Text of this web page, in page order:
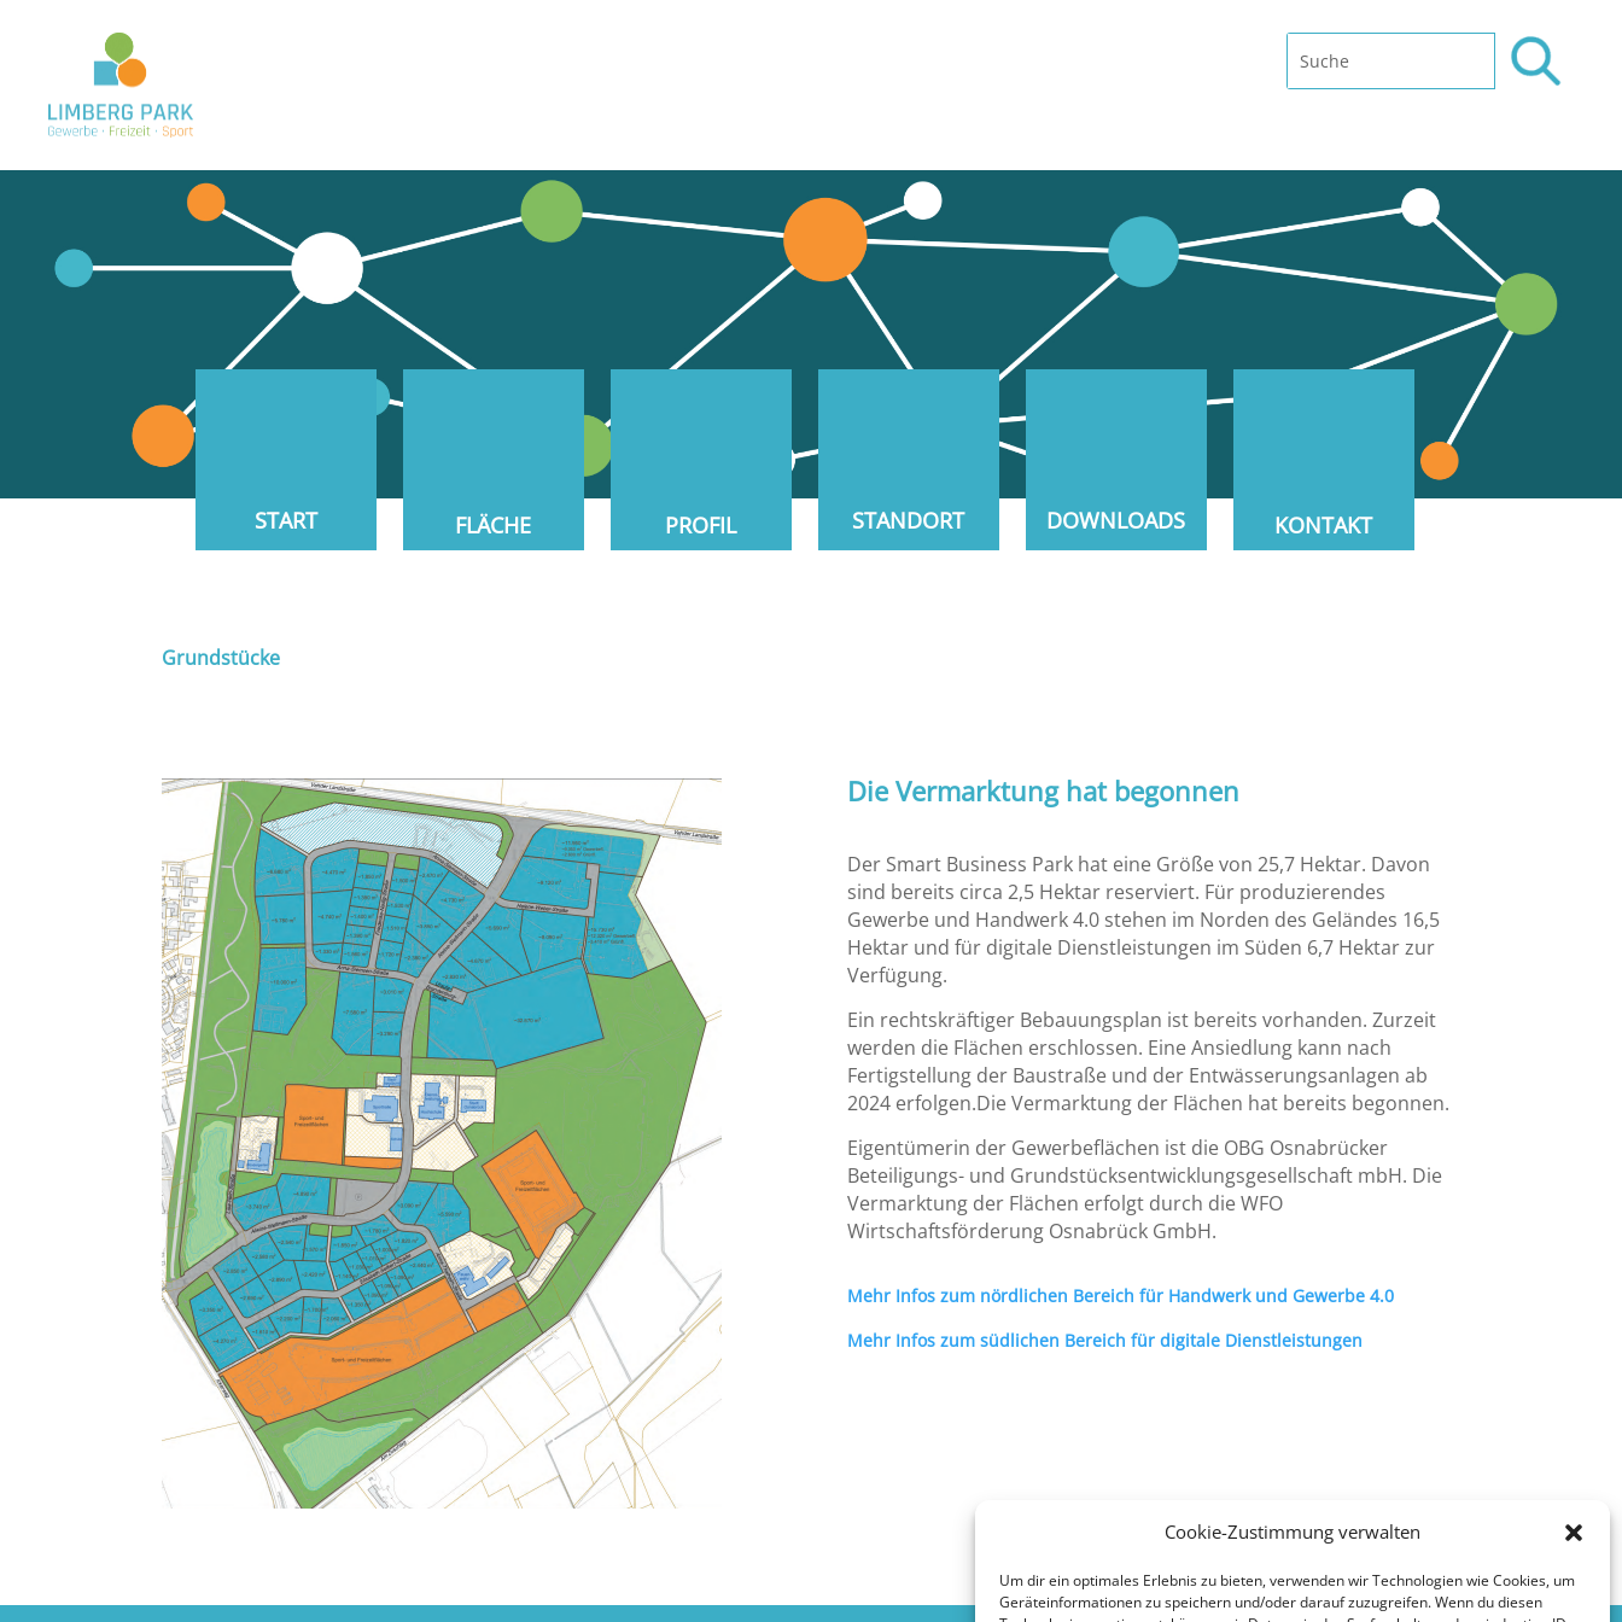
Cookie-Zustimmung verwalten
Um dir ein optimales Erlebnis zu bieten, verwenden wir Technologien wie Cookies, um
Geräteinformationen zu speichern und/oder darauf zuzugreifen. Wenn du diesen
START FLÄCHE PROFIL STANDORT DOWNLOADS KONTAKT
Grundstücke
Die Vermarktung hat begonnen
Der Smart Business Park hat eine Größe von 25,7 Hektar. Davon
sind bereits circa 2,5 Hektar reserviert. Für produzierendes
Gewerbe und Handwerk 4.0 stehen im Norden des Geländes 16,5
Hektar und für digitale Dienstleistungen im Süden 6,7 Hektar zur
Verfügung.
Ein rechtskräftiger Bebauungsplan ist bereits vorhanden. Zurzeit
werden die Flächen erschlossen. Eine Ansiedlung kann nach
Fertigstellung der Baustraße und der Entwässerungsanlagen ab
2024 erfolgen.Die Vermarktung der Flächen hat bereits begonnen.
Eigentümerin der Gewerbeflächen ist die OBG Osnabrücker
Beteiligungs- und Grundstücksentwicklungsgesellschaft mbH. Die
Vermarktung der Flächen erfolgt durch die WFO
Wirtschaftsförderung Osnabrück GmbH.
Mehr Infos zum nördlichen Bereich für Handwerk und Gewerbe 4.0
Mehr Infos zum südlichen Bereich für digitale Dienstleistungen